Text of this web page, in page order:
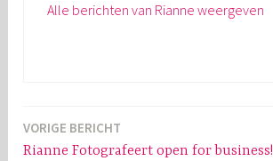
Alle berichten van Rianne weergeven
Bericht
VORIGE BERICHT
Rianne Fotografeert open for business!